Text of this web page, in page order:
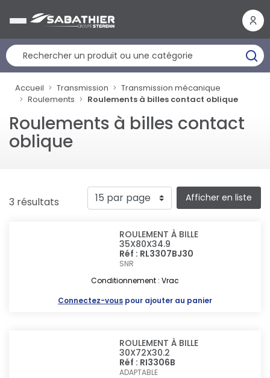
Accueil Transmission
Transmission mécanique
Roulements
Roulements à billes contact oblique
Roulements à billes contact
oblique
3 résultats Afficher en liste
ROULEMENT À BILLE
35X80X34.9
Réf : RL3307BJ30
SNR
Conditionnement : Vrac
Connectez-vous pour ajouter au panier
ROULEMENT À BILLE
30X72X30.2
Réf : RI3306B
ADAPTABLE